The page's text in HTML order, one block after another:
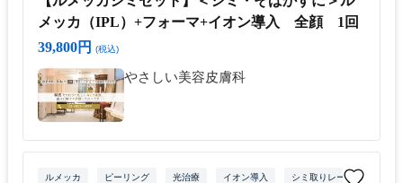
メッカ（IPL）+フォーマ+イオン導入 全顔 1回
39,800円
(税込)
やさしい美容皮膚科
ルメッカ ピーリング 光治療 イオン導入 シミ取りレーザー